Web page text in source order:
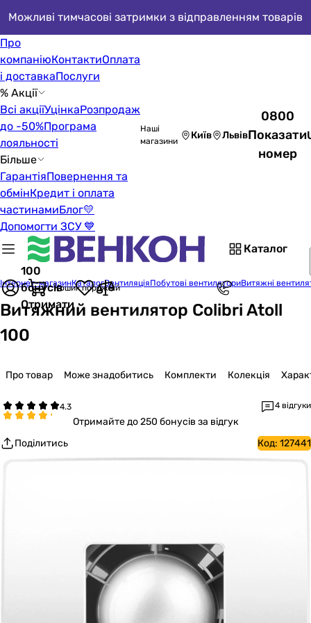
Можливі тимчасові затримки з відправленням товарів
Про
компаніюКонтактиОплата
і доставкаПослуги
% Акції
Всі акціїУцінкаРозпродаж
до -50%Програма
лояльності
Більше
ГарантіяПовернення та
обмінКредит і оплата
частинамиБлог💛
Допомогти ЗСУ 💙
Наші
магазини
Київ Львів
0800
Показати
номер
Каталог
100
бонусів
Отримати
Кошик порожній
Інтернет-магазинКаталогВентиляціяПобутові вентиляториВитяжні
Витяжний вентилятор Colibri Atoll
100
Про товар Може знадобитись Комплекти Колекція
4 відгуки
Отримайтедо 250 бонусів за відгук
Поділитись
Код: 127441